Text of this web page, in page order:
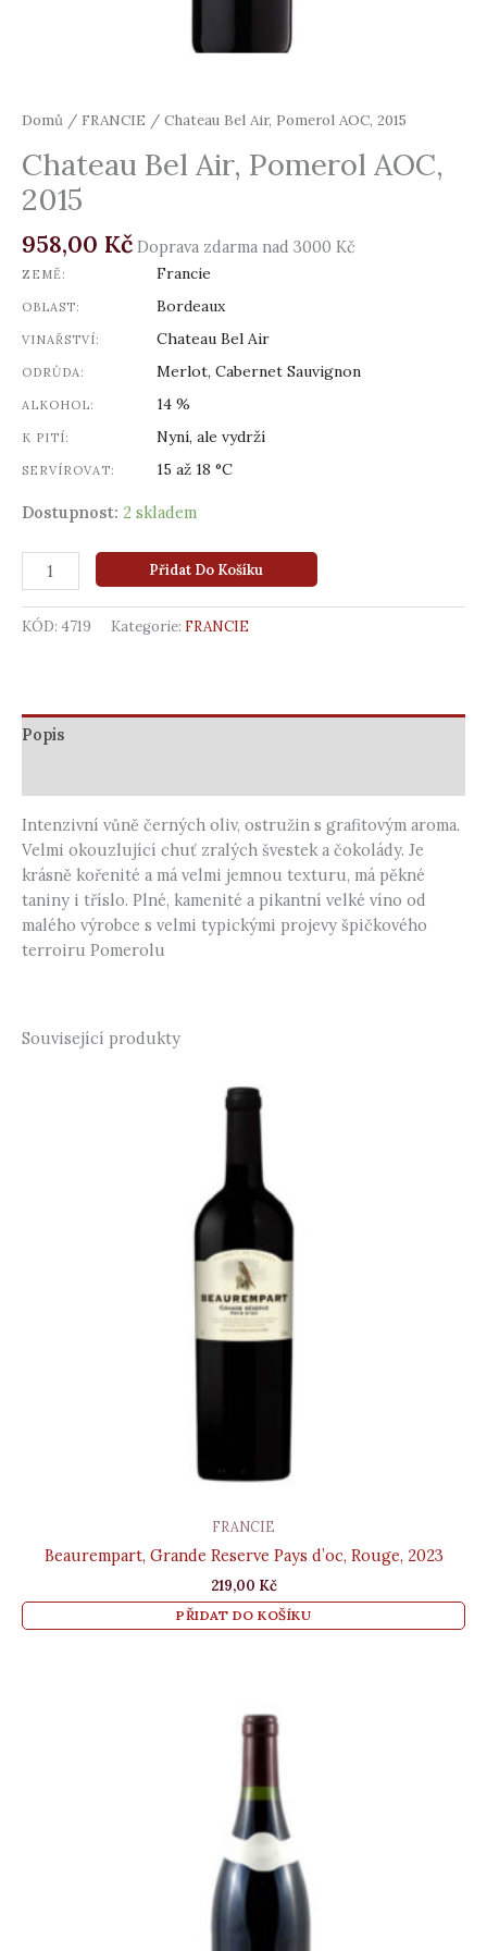
Domů / FRANCIE / Chateau Bel Air, Pomerol AOC, 2015
Chateau Bel Air, Pomerol AOC,
2015
958,00 Kč Doprava zdarma nad 3000 Kč
ZEMĚ: Francie
OBLAST: Bordeaux
VINAŘSTVÍ: Chateau Bel Air
ODRŮDA: Merlot, Cabernet Sauvignon
ALKOHOL: 14 %
K PITÍ: Nyní, ale vydrží
SERVÍROVAT: 15 až 18 °C
Dostupnost: 2 skladem
Přidat Do Košíku
KÓD: 4719 Kategorie: FRANCIE
Popis
Intenzivní vůně černých oliv, ostružin s grafitovým aroma.
Velmi okouzlující chuť zralých švestek a čokolády. Je
krásně kořenité a má velmi jemnou texturu, má pěkné
taniny i tříslo. Plné, kamenité a pikantní velké víno od
malého výrobce s velmi typickými projevy špičkového
terroiru Pomerolu
Související produkty
FRANCIE
Beaurempart, Grande Reserve Pays d’oc, Rouge, 2023
219,00 Kč
PŘIDAT DO KOŠÍKU